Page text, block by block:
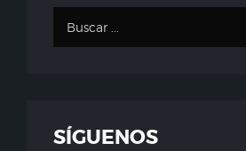
SÍGUENOS